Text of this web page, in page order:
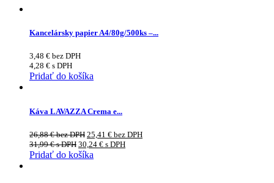
Kancelársky papier A4/80g/500ks –...
3,48 € bez DPH
4,28 € s DPH
Pridať do košíka
Káva LAVAZZA Crema e...
26,88€bez DPH 25,41 € bez DPH
31,99€s DPH 30,24 € s DPH
Pridať do košíka